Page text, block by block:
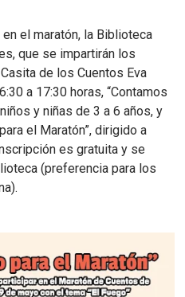
el maratón, la Biblioteca
que se impartirán los
de los Cuentos Eva
a 17:30 horas, “Contamos
y niñas de 3 a 6 años, y
el Maratón”, dirigido a
es gratuita y se
(preferencia para los